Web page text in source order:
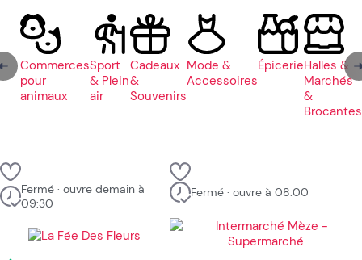
Commerces
pour
animaux
Sport
& Plein
air
Cadeaux
&
Souvenirs
Mode &
Accessoires
ÉpicerieHalles &
Marchés
&
Brocantes
Fermé · ouvre demain à
09:30
Fermé · ouvre à 08:00